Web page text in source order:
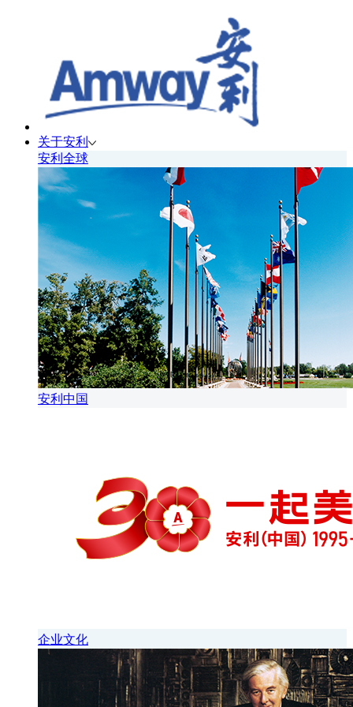
关于安利
安利全球
安利中国
企业文化